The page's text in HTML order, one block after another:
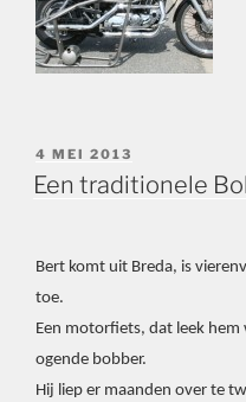
GEPLAATST
OP
4 MEI 2013
Een traditionele
Bert komt uit Breda, is
toe.
Een motorfiets, dat leek
ogende bobber.
Hij liep er maanden over te